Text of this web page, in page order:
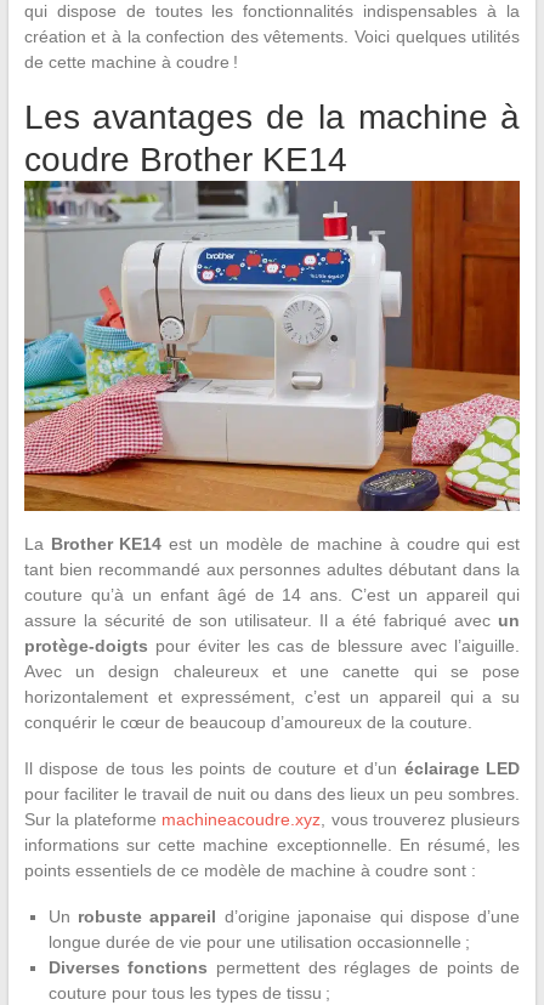
qui dispose de toutes les fonctionnalités indispensables à la
création et à la confection des vêtements. Voici quelques utilités
de cette machine à coudre !
Les avantages de la machine à
coudre Brother KE14
La Brother KE14 est un modèle de machine à coudre qui est
tant bien recommandé aux personnes adultes débutant dans la
couture qu’à un enfant âgé de 14 ans. C’est un appareil qui
assure la sécurité de son utilisateur. Il a été fabriqué avec un
protège-doigts pour éviter les cas de blessure avec l’aiguille.
Avec un design chaleureux et une canette qui se pose
horizontalement et expressément, c’est un appareil qui a su
conquérir le cœur de beaucoup d’amoureux de la couture.
Il dispose de tous les points de couture et d’un éclairage LED
pour faciliter le travail de nuit ou dans des lieux un peu sombres.
Sur la plateforme machineacoudre.xyz, vous trouverez plusieurs
informations sur cette machine exceptionnelle. En résumé, les
points essentiels de ce modèle de machine à coudre sont :
Un robuste appareil d’origine japonaise qui dispose d’une
longue durée de vie pour une utilisation occasionnelle ;
Diverses fonctions permettent des réglages de points de
couture pour tous les types de tissu ;